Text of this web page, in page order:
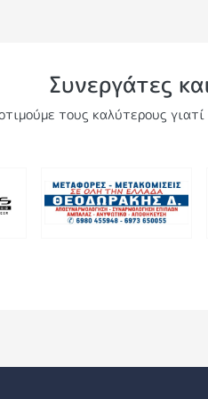
Συνεργάτες
τους καλύτερους